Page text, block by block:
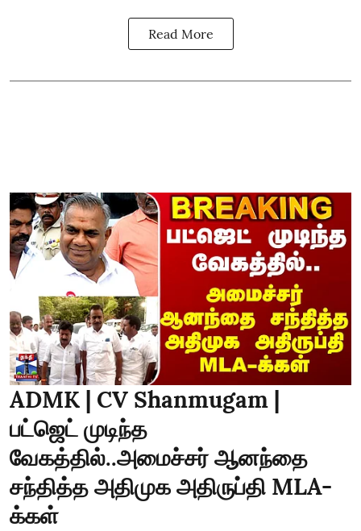
Read More
ADMK | CV Shanmugam |
பட்ஜெட் முடிந்த
வேகத்தில்..அமைச்சர் ஆனந்தை
சந்தித்த அதிமுக அதிருப்தி MLA-
க்கள்